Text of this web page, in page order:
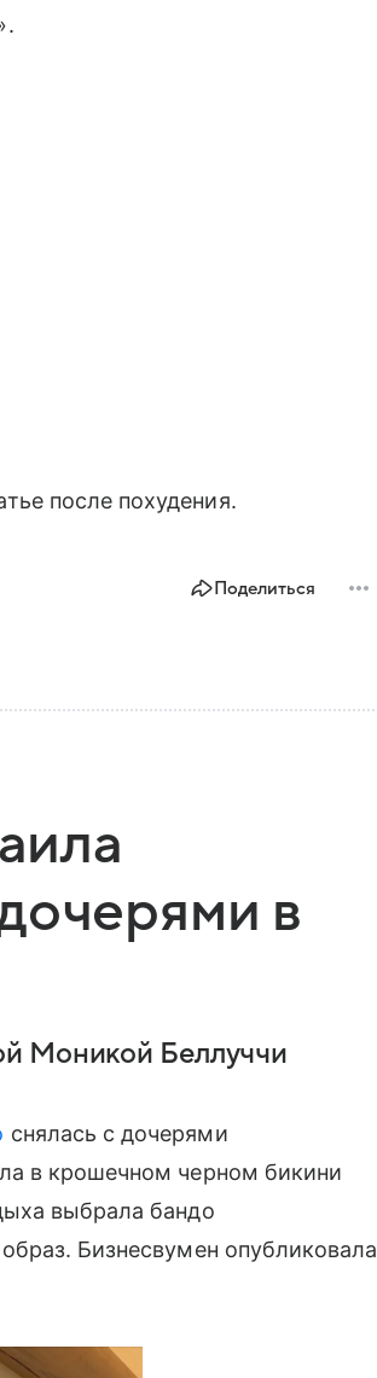
после похудения.
Поделиться
в
Моникой Беллуччи
снялась с дочерями
в крошечном черном бикини
выбрала бандо
Бизнесвумен опубликовала